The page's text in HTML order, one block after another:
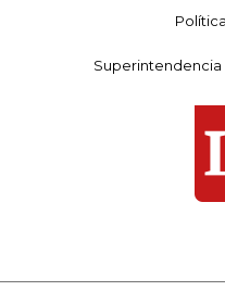
Superintendencia